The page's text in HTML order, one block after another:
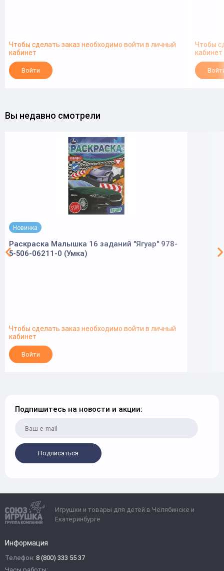
Чтобы сделать заказ необходимо войти в личный
кабинет
Войти
Чтобы
кабинет
Вы недавно смотрели
Новинка
Раскраска Малышка 16 заданий "Ягуар" 978-
5-506-06211-0 (Умка)
Чтобы сделать заказ необходимо войти в личный
кабинет
Войти
Подпишитесь на новости и акции:
Подписаться
Игрушки и товары для детей в Челябинске и
Екатеринбурге
Информация
Телефон: 8 (800) 333 55 37